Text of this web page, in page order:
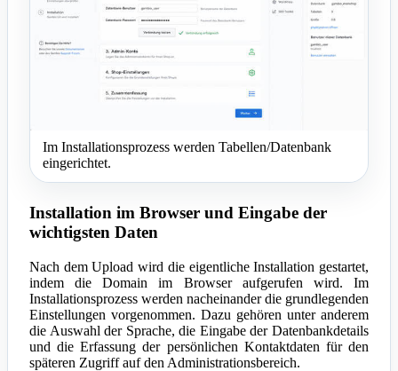
Im Installationsprozess werden Tabellen/Datenbank
eingerichtet.
Installation im Browser und Eingabe der
wichtigsten Daten
Nach dem Upload wird die eigentliche Installation gestartet,
indem die Domain im Browser aufgerufen wird. Im
Installationsprozess werden nacheinander die grundlegenden
Einstellungen vorgenommen. Dazu gehören unter anderem
die Auswahl der Sprache, die Eingabe der Datenbankdetails
und die Erfassung der persönlichen Kontaktdaten für den
späteren Zugriff auf den Administrationsbereich.